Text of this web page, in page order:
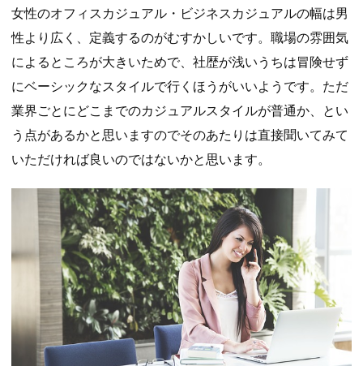
女性のオフィスカジュアル・ビジネスカジュアルの幅は男
性より広く、定義するのがむすかしいです。職場の雰囲気
によるところが大きいためで、社歴が浅いうちは冒険せず
にベーシックなスタイルで行くほうがいいようです。ただ
業界ごとにどこまでのカジュアルスタイルが普通か、とい
う点があるかと思いますのでそのあたりは直接聞いてみて
いただければ良いのではないかと思います。